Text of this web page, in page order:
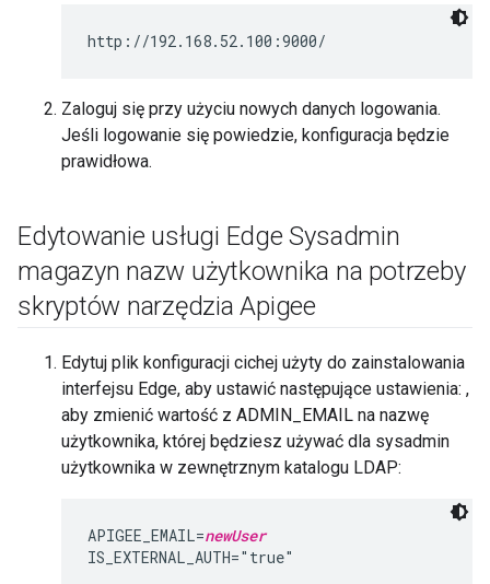
http://192.168.52.100:9000/
Zaloguj się przy użyciu nowych danych logowania.
Jeśli logowanie się powiedzie, konfiguracja będzie
prawidłowa.
Edytowanie usługi Edge Sysadmin
magazyn nazw użytkownika na potrzeby
skryptów narzędzia Apigee
Edytuj plik konfiguracji cichej użyty do zainstalowania
interfejsu Edge, aby ustawić następujące ustawienia: ,
aby zmienić wartość z ADMIN_EMAIL na nazwę
użytkownika, której będziesz używać dla sysadmin
użytkownika w zewnętrznym katalogu LDAP:
APIGEE_EMAIL=newUser
IS_EXTERNAL_AUTH="true"